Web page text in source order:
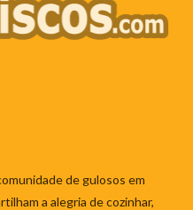
de gulosos em
a alegria de cozinhar,